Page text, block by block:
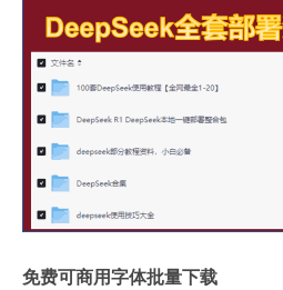
免费可商用字体批量下载